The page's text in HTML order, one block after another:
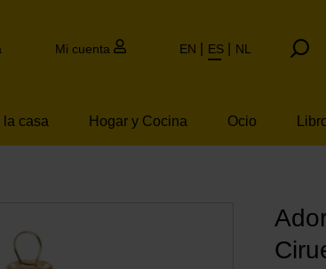
Mi cuenta EN ES NL
la casa Hogar y Cocina Ocio